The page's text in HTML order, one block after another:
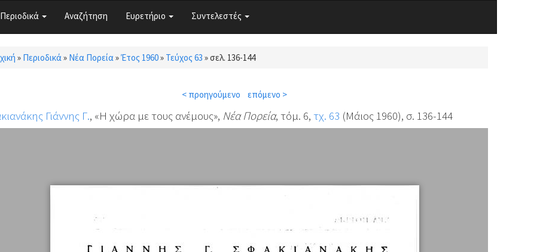
Περιοδικά Αναζήτηση Ευρετήριο Συντελεστές
εδώ
» Περιοδικά» Νέα Πορεία»Έτος 1960» Τεύχος 63 »σελ. 136-144
< προηγούμενο επόμενο >
Γιάννης Γ., «Η χώρα με τους ανέμους», Νέα Πορεία, τόμ. 6, τχ. 63 (Μάιος 1960), σ. 136-144